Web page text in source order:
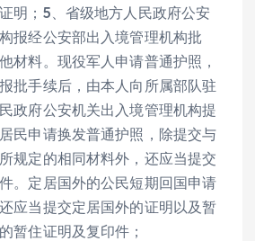
明；5、省级地方人民政府公安
报经公安部出入境管理机构批
材料。现役军人申请普通护照，
批手续后，由本人向所属部队驻
政府公安机关出入境管理机构提
民申请换发普通护照，除提交与
规定的相同材料外，还应当提交
。定居国外的公民短期回国申请
应当提交定居国外的证明以及暂
暂住证明及复印件；